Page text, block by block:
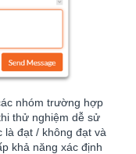
nhóm trường hợp
thử nghiệm dễ sử
đạt / không đạt và
khả năng xác định